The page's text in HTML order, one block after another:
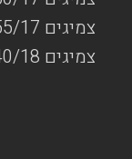
צמיגים 215/55/17
צמיגים 225/40/18